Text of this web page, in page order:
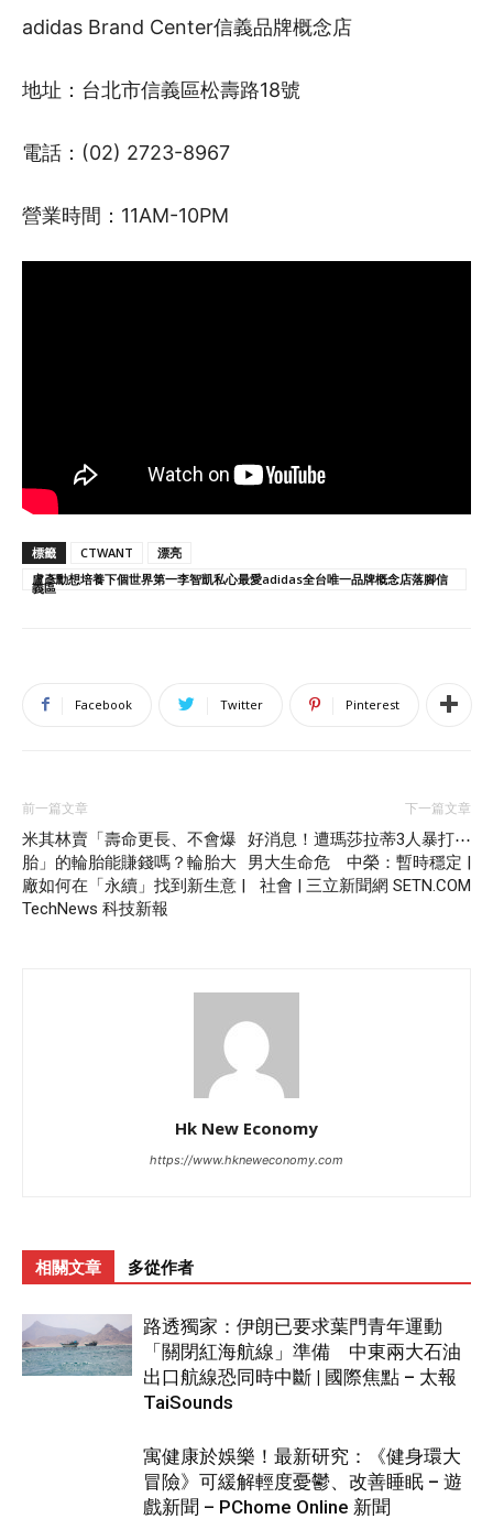
adidas Brand Center信義品牌概念店
地址：台北市信義區松壽路18號
電話：(02) 2723-8967
營業時間：11AM-10PM
標籤 CTWANT
漂亮
盧彥勳想培養下個世界第一李智凱私心最愛adidas全台唯一品牌概念店落腳信
義區
Facebook Twitter Pinterest
前一篇文章
米其林賣「壽命更長、不會爆
胎」的輪胎能賺錢嗎？輪胎大
廠如何在「永續」找到新生意 |
TechNews 科技新報
下一篇文章
好消息！遭瑪莎拉蒂3人暴打⋯
男大生命危 中榮：暫時穩定 |
社會 | 三立新聞網 SETN.COM
Hk New Economy
https://www.hkneweconomy.com
相關文章 多從作者
路透獨家：伊朗已要求葉門青年運動
「關閉紅海航線」準備 中東兩大石油
出口航線恐同時中斷 | 國際焦點 – 太報
TaiSounds
寓健康於娛樂！最新研究：《健身環大
冒險》可緩解輕度憂鬱、改善睡眠 – 遊
戲新聞 – PChome Online 新聞